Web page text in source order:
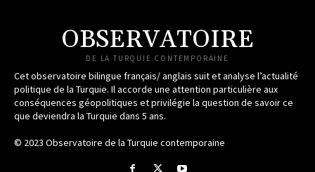
OBSERVATOIRE
DE LA TURQUIE CONTEMPORAINE
Cet observatoire bilingue français/ anglais suit et analyse l’actualité
politique de la Turquie. Il accorde une attention particulière aux
conséquences géopolitiques et privilégie la question de savoir ce
que deviendra la Turquie dans 5 ans.
© 2023 Observatoire de la Turquie contemporaine